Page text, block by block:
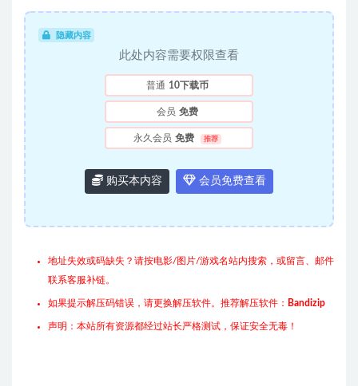
隐藏内容
此处内容需要权限查看
普通 10下载币
会员 免费
永久会员 免费 推荐
购买本内容 会员免费查看
地址失效或码缺失？请按电影/图片/游戏名站内搜索，或留言、邮件
联系客服补链。
如果提示解压码错误，请更换解压软件。推荐解压软件： Bandizip
声明：本站所有资源都经过站长严格测试，保证安全无毒！